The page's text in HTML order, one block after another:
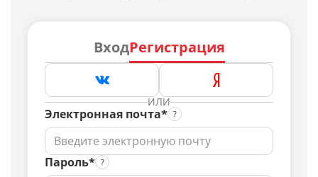
ВходРегистрация
ИЛИ
Электронная почта*
Пароль*